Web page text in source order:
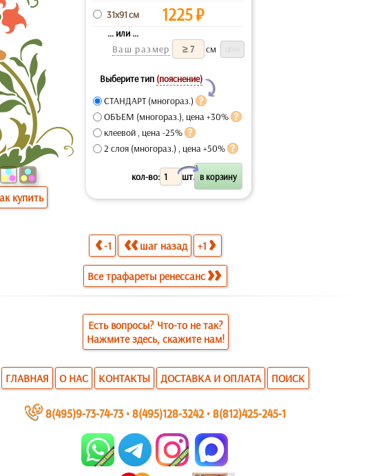
купить
31x91 см 1225₽
... или ...
Ваш размер
см
Выберите тип (пояснение)
Y
СТАНДАРТ (многораз.)
ОБЪЕМ (многораз.), цена +30%
клеевой , цена -25%
2 слоя (многораз.) , цена +50%
кол-во: шт.
X
-1 шаг назад +1
Все трафареты ренессанс
Есть вопросы? Что-то не так?
Нажмите здесь, скажите нам!
ГЛАВНАЯ О НАС КОНТАКТЫ ДОСТАВКА И ОПЛАТА ПОИСК
~ 8(495)9-73-74-73 •8(495)128-3242 •8(812)425-245-1